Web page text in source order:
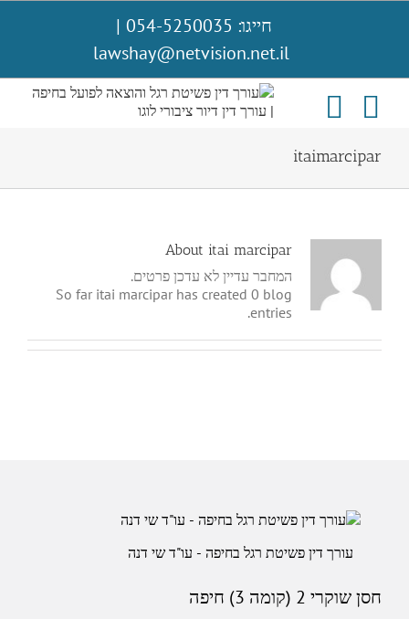
חייגו: 054-5250035
|
lawshay@netvision.net.il
itaimarcipar
About itai marcipar
המחבר עדיין לא עדכן פרטים.
So far itai marcipar has created 0 blog
entries.
עורך דין פשיטת רגל בחיפה - עו"ד שי דנה
חסן שוקרי 2 (קומה 3) חיפה